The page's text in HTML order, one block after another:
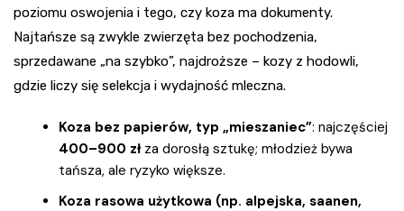
poziomu oswojenia i tego, czy koza ma dokumenty.
Najtańsze są zwykle zwierzęta bez pochodzenia,
sprzedawane „na szybko”, najdroższe – kozy z hodowli,
gdzie liczy się selekcja i wydajność mleczna.
Koza bez papierów, typ „mieszaniec”: najczęściej
400–900 złza dorosłą sztukę; młodzież bywa
tańsza, ale ryzyko większe.
Koza rasowa użytkowa (np. alpejska, saanen,